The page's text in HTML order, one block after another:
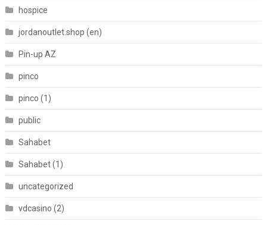
hospice
jordanoutlet.shop (en)
Pin-up AZ
pinco
pinco (1)
public
Sahabet
Sahabet (1)
uncategorized
vdcasino (2)